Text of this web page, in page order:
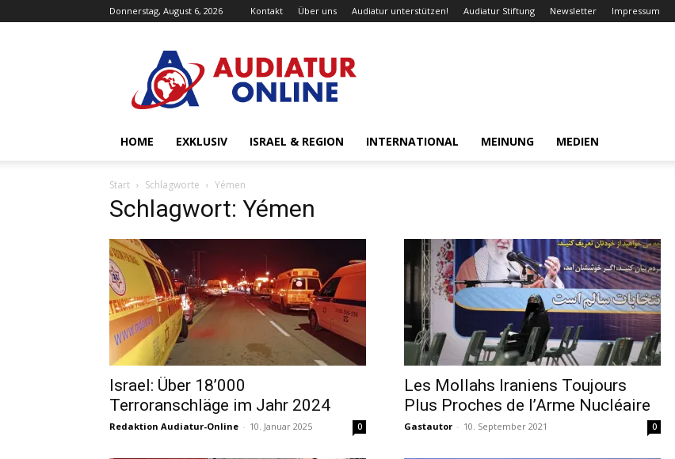
Donnerstag, August 6, 2026 Kontakt Über uns Audiatur unterstützen! Audiatur Stiftung Newsletter Impressum
Online
HOME EXKLUSIV ISRAEL & REGION INTERNATIONAL MEINUNG MEDIEN
Start Schlagworte Yémen
Schlagwort: Yémen
Israel: Über 18’000
Terroranschläge im Jahr 2024
Redaktion Audiatur-Online - 10. Januar 2025 0
Les Mollahs Iraniens Toujours
Plus Proches de l’Arme Nucléaire
Gastautor - 10. September 2021 0